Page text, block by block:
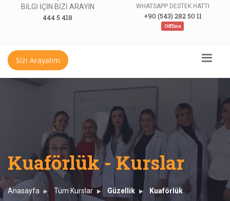
BİLGİ İÇİN BİZİ ARAYIN
444 5 418
WHATSAPP DESTEK HATTI
+90 (543) 282 50 11
Offline
Sizi Arayalım
Kuaförlük - Kurslar
Anasayfa Tüm Kurslar Güzellik Kuaförlük